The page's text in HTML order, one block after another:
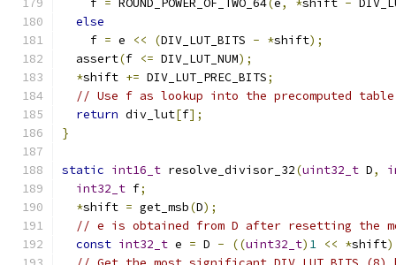
    f
= ROUND_POWER_OF_TWO_64(e, *shift -
else
    f
= e << (DIV_LUT_BITS - *shift);
  assert
(f <= DIV_LUT_NUM);
*shift += DIV_LUT_PREC_BITS;
// Use f as lookup into the precomputed
return div_lut[f];
}
static int16_t resolve_divisor_32(uint32_t D,
int32_t f;
*shift = get_msb(D);
// e is obtained from D after resetting the
const int32_t e = D - ((uint32_t) 1 << *shift